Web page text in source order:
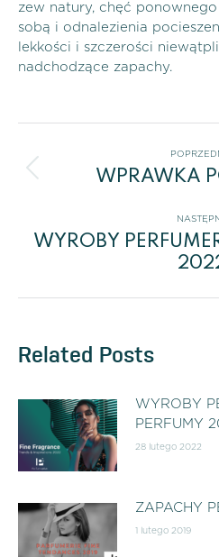
zew natury, chęć
sobą i odnalezienia
lekkości i szczerości
nadchodzące zapachy.
wpisów
WPRAWKA
WYROBY
Related Posts
WYROBY
PERFUMY
28 lutego 2022
ZAPACHY
1 lutego 2019